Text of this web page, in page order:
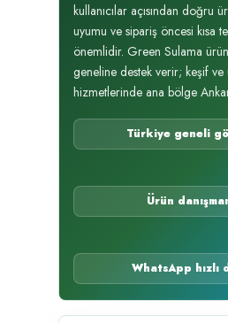
kullanıcılar açısından doğru
uyumu ve sipariş öncesi kısa
önemlidir. Green Sulama ürün
geneline destek verir; keşif ve
hizmetlerinde ana bölge
Türkiye geneli
Ürün
WhatsApp hızlı